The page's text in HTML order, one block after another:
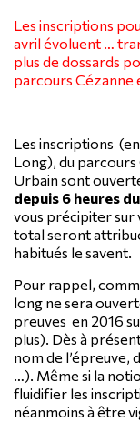
Les inscriptions
avril évoluent …
plus de dossards
parcours Cézanne
Les inscriptions
Long), du parcours
Urbain sont
depuis 6 heures
vous précipiter
total seront
habitués le savent.
Pour rappel,
long ne sera
preuves en 2016
plus). Dès à
nom de l’épreuve,
…). Même si la
fluidifier les
néanmoins à être